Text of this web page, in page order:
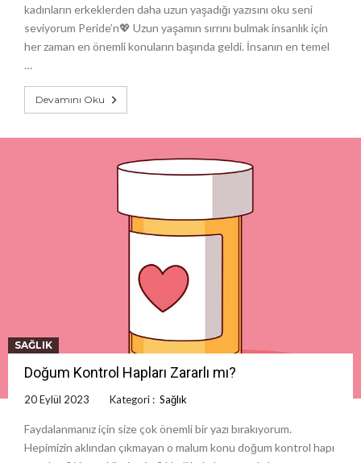
kadınların erkeklerden daha uzun yaşadığı yazısını oku seni
seviyorum Peride’n💖 Uzun yaşamın sırrını bulmak insanlık için
her zaman en önemli konuların başında geldi. İnsanın en temel
…
Devamını Oku
SAĞLIK
Doğum Kontrol Hapları Zararlı mı?
20 Eylül 2023 Kategori : Sağlık
Faydalanmanız için size çok önemli bir yazı bırakıyorum.
Hepimizin aklından çıkmayan o malum konu doğum kontrol hapı